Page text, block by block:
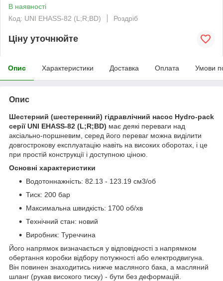
В наявності
Код: UNI EHASS-82 (L;R;BD)
Роздріб
Ціну уточнюйте
Опис Характеристики Доставка Оплата Умови
Опис
Шестерний (шестеренний) гідравлічний насос Hydro-pack
серії UNI EHASS-82 (L;R;BD) має деякі переваги над
аксіально-поршневим, серед його переваг можна виділити
довгострокову експлуатацію навіть на високих оборотах, і це
при простій конструкції і доступною ціною.
Основні характеристики
Водотоннажність: 82.13 - 123.19 см3/об
Тиск: 200 бар
Максимальна швидкість: 1700 об/хв
Технічний стан: новий
Виробник: Туреччина
Його напрямок визначається у відповідності з напрямком
обертання коробки відбору потужності або електродвигуна.
Він повинен знаходитись нижче масляного бака, а масляний
шланг (рукав високого тиску) - бути без деформацій.